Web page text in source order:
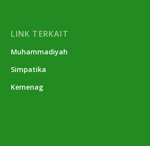
LINK TERKAIT
Muhammadiyah
Simpatika
Kemenag